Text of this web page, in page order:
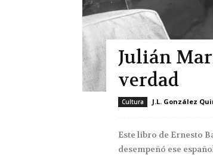
Julián
verdad
Cultura J.L. González
Este libro de Ernesto
desempeñó ese